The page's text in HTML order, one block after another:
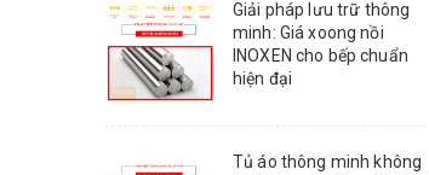
Giải pháp lưu trữ thông
minh: Giá xoong nồi
INOXEN cho bếp chuẩn
hiện đại
Tủ áo thông minh không